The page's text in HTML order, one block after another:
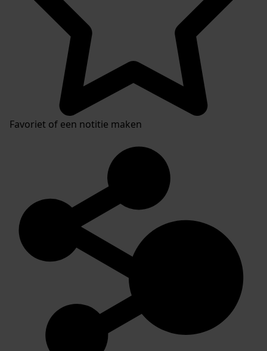
Favoriet of een notitie maken